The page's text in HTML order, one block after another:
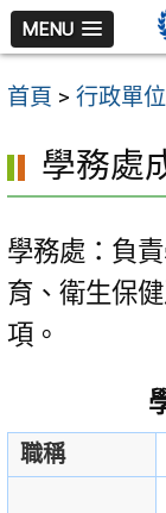
跳
至
主
內
容
區
MENU
首頁 > 行政單位
學務處
學務處：負
育、衛生保
項。
職稱